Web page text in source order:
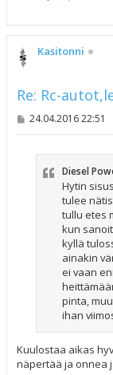
Kasitonni
Re: Rc-
V24.04.2016 22:51
Diesel
Hytin
tulee
tullu etes
kun
kyllä
ainakin
ei vaan
pinta,
ihan
Kuulostaa aikas
näpertää ja onnea